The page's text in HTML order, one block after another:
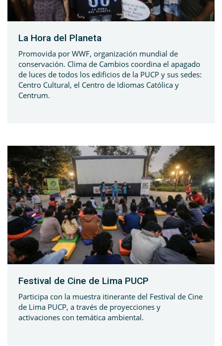
La Hora del Planeta
Promovida por WWF, organización mundial de
conservación. Clima de Cambios coordina el apagado
de luces de todos los edificios de la PUCP y sus sedes:
Centro Cultural, el Centro de Idiomas Católica y
Centrum.
Festival de Cine de Lima PUCP
Participa con la muestra itinerante del Festival de Cine
de Lima PUCP, a través de proyecciones y
activaciones con temática ambiental.